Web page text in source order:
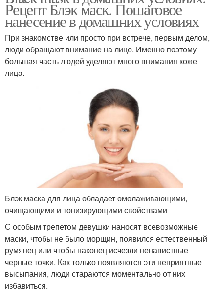
Рецепт Блэк маск. Пошаговое
нанесение в домашних условиях
При знакомстве или просто при встрече, первым делом,
люди обращают внимание на лицо. Именно поэтому
большая часть людей уделяют много внимания коже
лица.
Блэк маска для лица обладает омолаживающими,
очищающими и тонизирующими свойствами
С особым трепетом девушки наносят всевозможные
маски, чтобы не было морщин, появился естественный
румянец или чтобы наконец исчезли ненавистные
черные точки. Как только появляются эти неприятные
высыпания, люди стараются моментально от них
избавиться.